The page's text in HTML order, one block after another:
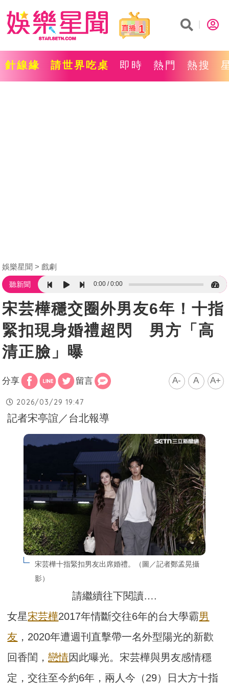
1
針線緣 請世界吃桌 即時 熱門 熱搜
娛樂星聞 戲劇
聽新聞 0:00 0:00
宋芸樺穩交圈外男友6年！十指
緊扣現身婚禮超閃 男方「高
清正臉」曝
分享 留言 A- A A+
2026/03/29 19:47
記者宋亭誼／台北報導
宋芸樺十指緊扣男友出席婚禮。（圖／記者鄭孟晃攝
影）
請繼續往下閱讀….
女星宋芸樺2017年情斷交往6年的台大學霸男
友 ，2020年遭週刊直擊帶一名外型陽光的新歡
回香閨，戀情因此曝光。宋芸樺與男友感情穩
定，交往至今約6年，兩人今（29）日大方十指